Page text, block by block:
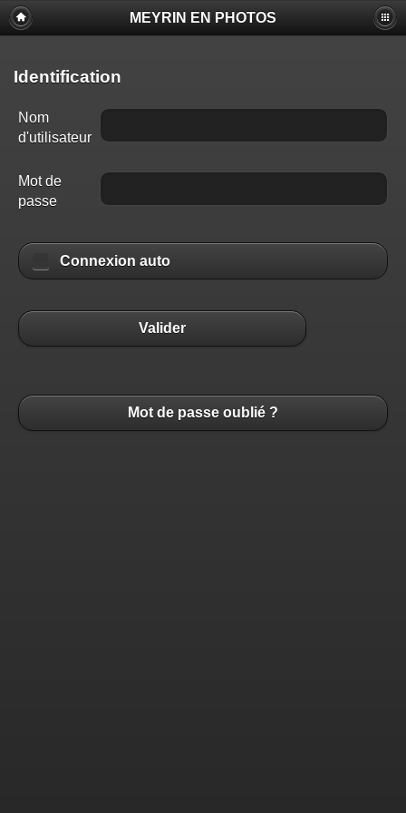
MEYRIN EN PHOTOS
Identification
Nom
d'utilisateur
Mot de
passe
Connexion auto
Valider
Mot de passe oublié ?